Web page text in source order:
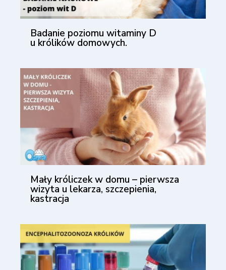
Badanie poziomu witaminy D
u królików domowych.
Mały króliczek w domu – pierwsza
wizyta u lekarza, szczepienia,
kastracja